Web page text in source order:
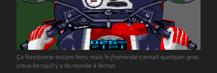
Ça fonctionne encore bien, mais leframerateconnait quelques gros
creux lorsqu’il y a du monde à l’écran